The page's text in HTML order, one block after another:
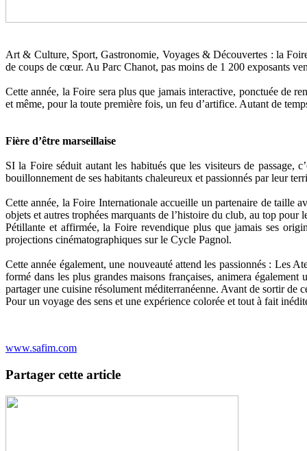
Art & Culture, Sport, Gastronomie, Voyages & Découvertes : la
de coups de cœur. Au Parc Chanot, pas moins de 1 200 exposants
Cette année, la Foire sera plus que jamais interactive, ponctuée de
et même, pour la toute première fois, un feu d’artifice. Autant de
Fière d’être marseillaise
SI la Foire séduit autant les habitués que les visiteurs de passage,
bouillonnement de ses habitants chaleureux et passionnés par leur
Cette année, la Foire Internationale accueille un partenaire de taille
objets et autres trophées marquants de l’histoire du club, au top pour
Pétillante et affirmée, la Foire revendique plus que jamais ses
projections cinématographiques sur le Cycle Pagnol.
Cette année également, une nouveauté attend les passionnés : Les
formé dans les plus grandes maisons françaises, animera
partager une cuisine résolument méditerranéenne. Avant de sortir
Pour un voyage des sens et une expérience colorée et tout à fait
www.safim.com
Partager cette article